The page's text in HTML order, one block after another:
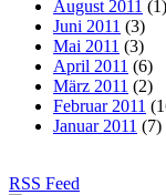
August 2011 (1)
Juni 2011 (3)
Mai 2011 (3)
April 2011 (6)
März 2011 (2)
Februar 2011
Januar 2011 (7)
RSS Feed